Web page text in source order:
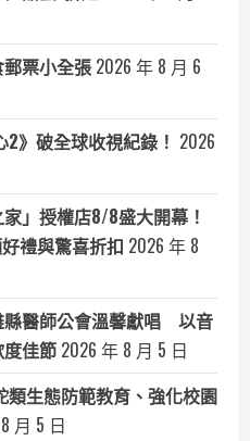
票小全張 2026 年 8 月 6
2》破全球收視紀錄！ 2026
」授權店8/8盛大開幕！
禮與驚喜折扣 2026 年 8
縣醫師公會溫馨獻唱 以音
佳節 2026 年 8 月 5 日
類生態防範教育、強化校園
月 5 日